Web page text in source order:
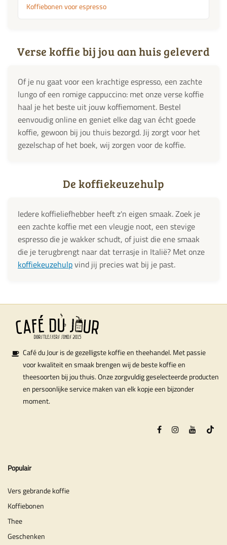
Koffiebonen voor espresso
Verse koffie bij jou aan huis geleverd
Of je nu gaat voor een krachtige espresso, een zachte
lungo of een romige cappuccino: met onze verse koffie
haal je het beste uit jouw koffiemoment. Bestel
eenvoudig online en geniet elke dag van écht goede
koffie, gewoon bij jou thuis bezorgd. Jij zorgt voor het
gezelschap of het boek, wij zorgen voor de koffie.
De koffiekeuzehulp
Iedere koffieliefhebber heeft z'n eigen smaak. Zoek je
een zachte koffie met een vleugje noot, een stevige
espresso die je wakker schudt, of juist die ene smaak
die je terugbrengt naar dat terrasje in Italië? Met onze
koffiekeuzehulpvind jij precies wat bij je past.
Café du Jour is de gezelligste koffie en theehandel. Met passie
voor kwaliteit en smaak brengen wij de beste koffie en
theesoorten bij jou thuis. Onze zorgvuldig geselecteerde producten
en persoonlijke service maken van elk kopje een bijzonder
moment.
Populair
Vers gebrande koffie
Koffiebonen
Thee
Geschenken